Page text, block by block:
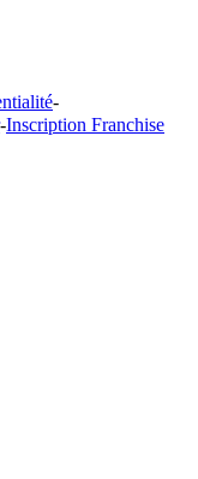
-
-Inscription Franchise